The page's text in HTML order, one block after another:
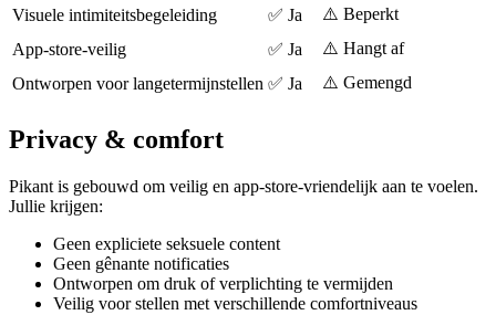
Visuele intimiteitsbegeleiding
✅ Ja
⚠️ Beperkt
App-store-veilig
✅ Ja
⚠️ Hangt af
Ontworpen voor langetermijnstellen ✅ Ja ⚠️ Gemengd
Privacy & comfort
Pikant is gebouwd om veilig en app-store-vriendelijk aan te voelen.
Jullie krijgen:
Geen expliciete seksuele content
Geen gênante notificaties
Ontworpen om druk of verplichting te vermijden
Veilig voor stellen met verschillende comfortniveaus